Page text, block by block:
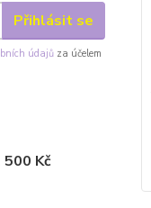
Přihlásit se
údajů za účelem
500 Kč